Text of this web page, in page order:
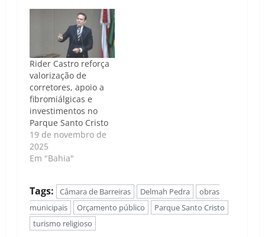
Rider Castro reforça
valorização de
corretores, apoio a
fibromiálgicas e
investimentos no
Parque Santo Cristo
19 de novembro de
2025
Em "Bahia"
Tags: Câmara de Barreiras Delmah Pedra
obras
municipais
Orçamento público
Parque Santo Cristo
turismo religioso